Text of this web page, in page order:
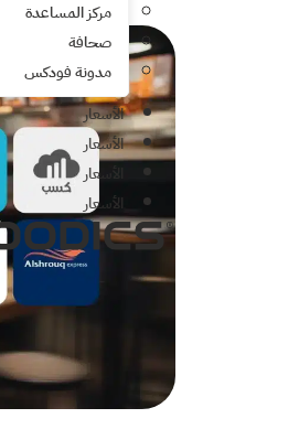
مركز المساعدة
صحافة
مدونة فودكس
الأسعار
الأسعار
الأسعار
الأسعار